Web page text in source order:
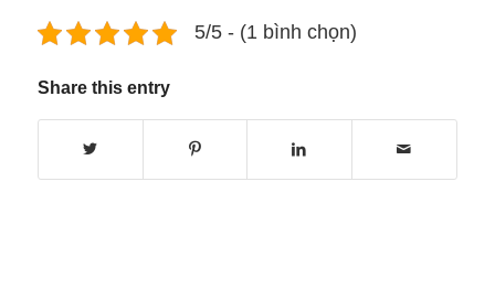
5/5 - (1 bình chọn)
Share this entry